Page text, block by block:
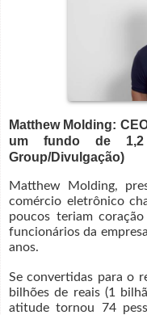
Matthew Molding:
um fundo de
Group/Divulgação)
Matthew Molding,
comércio eletrônico
poucos teriam
funcionários da
anos.
Se convertidas para o
bilhões de reais (1
atitude tornou 74